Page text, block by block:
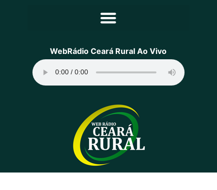
Principal
Programação
Equipe
Contato
Sobre
WebRádio Ceará Rural Ao Vivo